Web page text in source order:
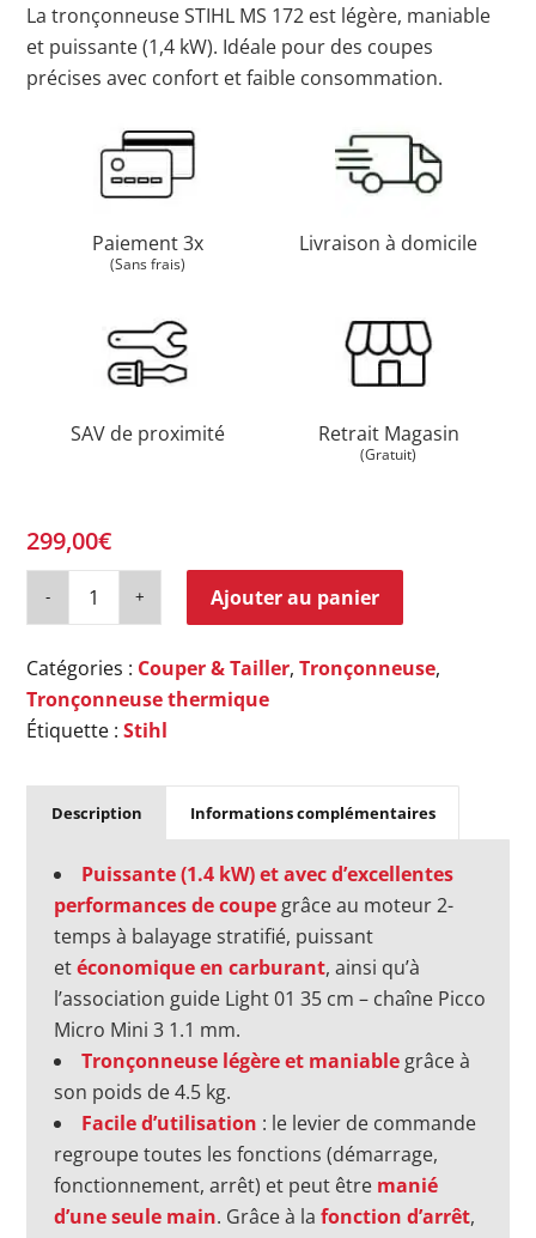
La tronçonneuse STIHL MS 172 est légère, maniable
et puissante (1,4 kW). Idéale pour des coupes
précises avec confort et faible consommation.
Paiement 3x
(Sans frais)
Livraison à domicile
SAV de proximité Retrait Magasin
(Gratuit)
299,00€
Ajouter au panier
Catégories : Couper & Tailler,Tronçonneuse,
Tronçonneuse thermique
Étiquette :Stihl
Description Informations complémentaires
Puissante (1.4 kW) et avec d’excellentes
performances de coupe grâce au moteur 2-
temps à balayage stratifié, puissant
etéconomique en carburant, ainsi qu’à
l’association guide Light 01 35 cm – chaîne Picco
Micro Mini 3 1.1 mm.
Tronçonneuse légère et maniable grâce à
son poids de 4.5 kg.
Facile d’utilisation : le levier de commande
regroupe toutes les fonctions (démarrage,
fonctionnement, arrêt) et peut être manié
d’une seule main. Grâce à lafonction d’arrêt,